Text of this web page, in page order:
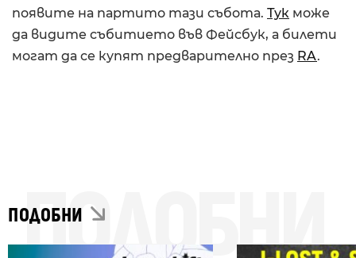
появите на партито тази събота. Тук може
да видите събитието във Фейсбук, а билети
могат да се купят предварително през RA.
ПОДОБНИ
ПОДОБНИ